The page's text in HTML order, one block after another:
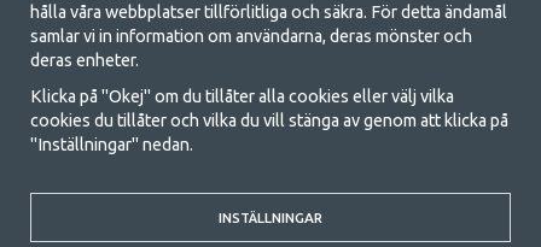
GetCamping.se - Din butik för camping
och uteliv
Att campa kan antingen vara en livsstil eller ett sätt att samla familjen
för ett gemensamt äventyr. Oavsett vilken kategori du tillhör hittar du
med att campa så därför erbjuder vi riktigt bra priser på familjetält,
husvagnstält och all annan utrustning för camping och friluftsliv. Vårt
mål är att i varje priskategori erbjuda den bästa campingutrustningen
hålla våra webbplatser tillförlitliga och säkra. För detta ändamål
samlar vi in information om användarna, deras mönster och
deras enheter.
Klicka på "Okej" om du tillåter alla cookies eller välj vilka
cookies du tillåter och vilka du vill stänga av genom att klicka på
"Inställningar" nedan.
INSTÄLLNINGAR